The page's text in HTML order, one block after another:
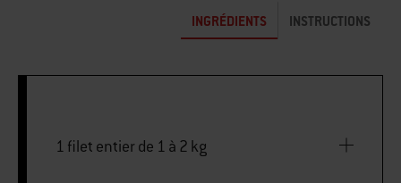
INGRÉDIENTS INSTRUCTIONS
1 filet entier de 1 à 2 kg